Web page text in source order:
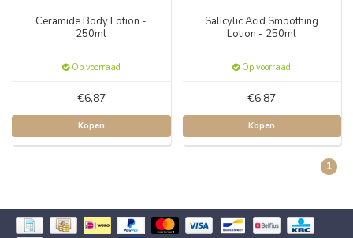
Ceramide Body Lotion -
250ml
Op voorraad
€6,87
Kopen
Salicylic Acid Smoothing
Lotion - 250ml
Op voorraad
€6,87
Kopen
1